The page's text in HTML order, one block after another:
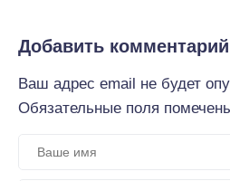
Добавить комментарий
Ваш адрес email не будет
Обязательные поля